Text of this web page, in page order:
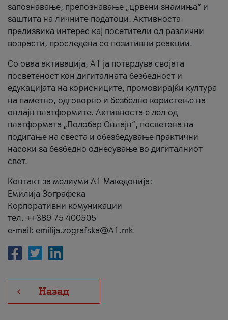
запознавање, препознавање „црвени знамиња“ и
заштита на личните податоци. Активноста
предизвика интерес кај посетители од различни
возрасти, проследена со позитивни реакции.
Со оваа активација, А1 ја потврдува својата
посветеност кон дигиталната безбедност и
едукацијата на корисниците, промовирајќи култура
на паметно, одговорно и безбедно користење на
онлајн платформите. Активноста е дел од
платформата „Подобар Онлајн“, посветена на
подигање на свеста и обезбедување практични
насоки за безбедно однесување во дигиталниот
свет.
Контакт за медиуми А1 Македонија:
Емилија Зографска
Корпоративни комуникации
тел. ++389 75 400505
e-mail: emilija.zografska@A1.mk
Назад